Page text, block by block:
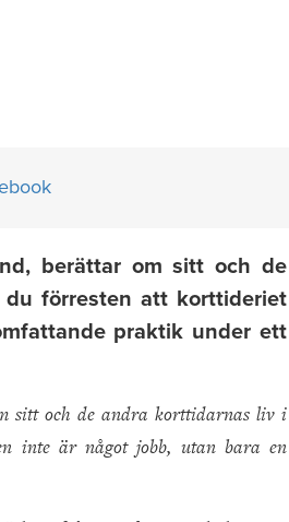
berättar om sitt och de
förresten att korttideriet
praktik under ett
sitt och de andra korttidarnas liv i
inte är något jobb, utan bara en